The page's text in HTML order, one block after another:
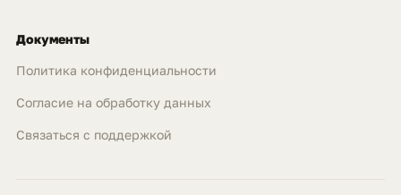
Документы
Политика конфиденциальности
Согласие на обработку данных
Связаться с поддержкой